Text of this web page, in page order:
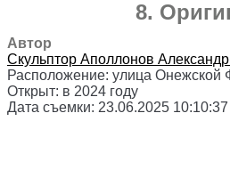
8.
Автор
Скульптор Аполлонов
Расположение: улица Онежской
Открыт: в 2024 году
Дата съемки: 23.06.2025 10:10:37